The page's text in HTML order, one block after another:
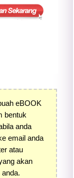
eBOOK
bentuk
anda
email anda
atau
akan